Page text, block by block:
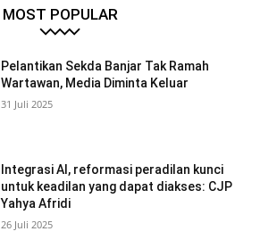
MOST POPULAR
Pelantikan Sekda Banjar Tak Ramah
Wartawan, Media Diminta Keluar
31 Juli 2025
Integrasi AI, reformasi peradilan kunci
untuk keadilan yang dapat diakses: CJP
Yahya Afridi
26 Juli 2025